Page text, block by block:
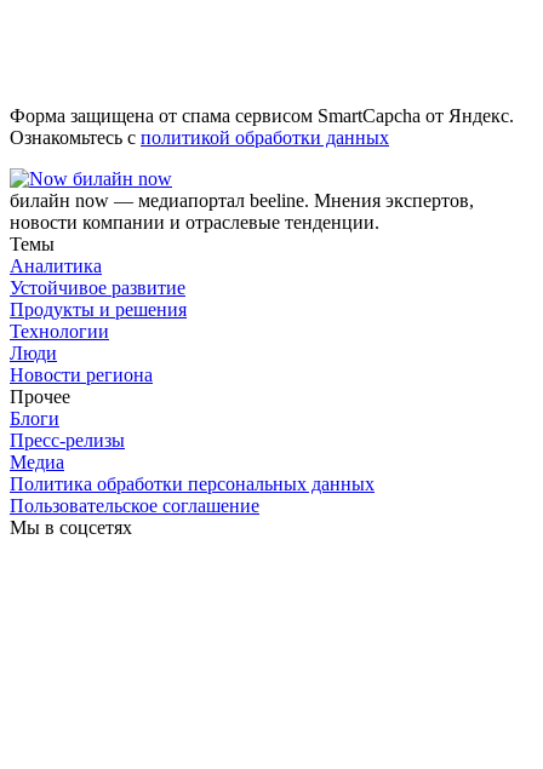
Форма защищена от спама сервисом SmartCapcha от Яндекс.
Ознакомьтесь с политикой обработки данных
билайн now
билайн now — медиапортал beeline. Мнения экспертов,
новости компании и отраслевые тенденции.
Темы
Аналитика
Устойчивое развитие
Продукты и решения
Технологии
Люди
Новости региона
Прочее
Блоги
Пресс-релизы
Медиа
Политика обработки персональных данных
Пользовательское соглашение
Мы в соцсетях